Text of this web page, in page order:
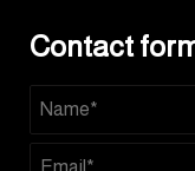
Contact